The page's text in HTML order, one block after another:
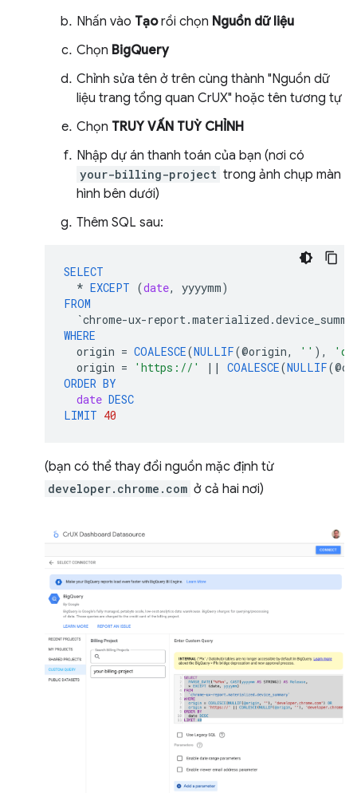
Nhấn vào Tạorồi chọn Nguồn dữ liệu
Chọn BigQuery
Chỉnh sửa tên ở trên cùng thành "Nguồn dữ
liệu trang tổng quan CrUX" hoặc tên tương tự
Chọn TRUY VẤN TUỲ CHỈNH
Nhập dự án thanh toán của bạn (nơi có
your-billing-project trong ảnh chụp màn
hình bên dưới)
Thêm SQL sau:
SELECT
* EXCEPT (date, yyyymm)
FROM
`chrome-ux-report.materialized .
WHERE
origin = COALESCE(NULLIF(@origin, '' ),
origin = 'https://' || COALESCE(NULLIF(@
ORDER BY
date DESC
LIMIT 40
(bạn có thể thay đổi nguồn mặc định từ
developer.chrome.com ở cả hai nơi)